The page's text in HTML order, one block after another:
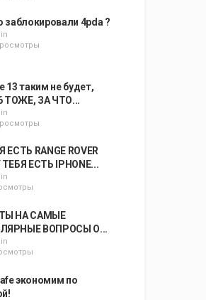
заблокировали 4pda ?
13 таким не будет,
ТОЖЕ, ЗА ЧТО...
ЕСТЬ RANGE ROVER
ТЕБЯ ЕСТЬ IPHONE...
НА САМЫЕ
ВОПРОСЫ О...
экономим по